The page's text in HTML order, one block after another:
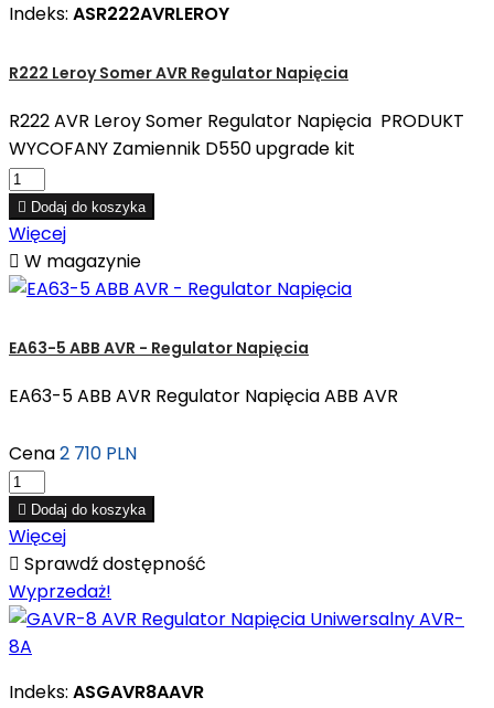
Indeks: ASR222AVRLEROY
R222 Leroy Somer AVR Regulator Napięcia
R222 AVR Leroy Somer Regulator Napięcia PRODUKT
WYCOFANY Zamiennik D550 upgrade kit
 Dodaj do koszyka
Więcej
 W magazynie
EA63-5 ABB AVR - Regulator Napięcia
EA63-5 ABB AVR Regulator Napięcia ABB AVR
Cena2 710 PLN
 Dodaj do koszyka
Więcej
 Sprawdź dostępność
Wyprzedaż!
Indeks: ASGAVR8AAVR